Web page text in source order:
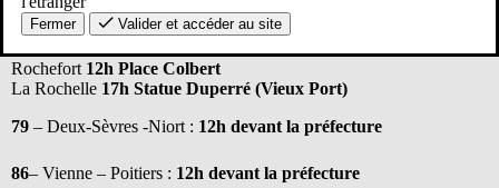
Rochefort 12h Place Colbert
La Rochelle 17h Statue Duperré (Vieux Port)
79 – Deux-Sèvres -Niort : 12h devant la préfecture
86– Vienne – Poitiers : 12h devant la préfecture
Fermer Valider et accéder au site